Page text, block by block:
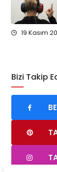
19 Kasım
Bizi Takip